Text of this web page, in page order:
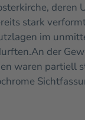
stark
im
An der
waren partiell